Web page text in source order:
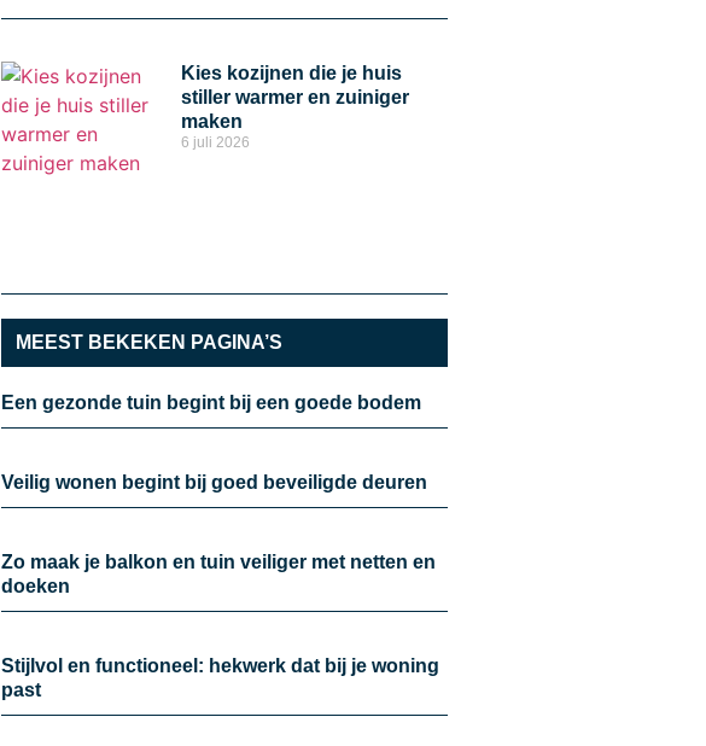
Kies kozijnen die je huis
stiller warmer en zuiniger
maken
6 juli 2026
MEEST BEKEKEN PAGINA’S
Een gezonde tuin begint bij een goede bodem
Veilig wonen begint bij goed beveiligde deuren
Zo maak je balkon en tuin veiliger met netten en
doeken
Stijlvol en functioneel: hekwerk dat bij je woning
past